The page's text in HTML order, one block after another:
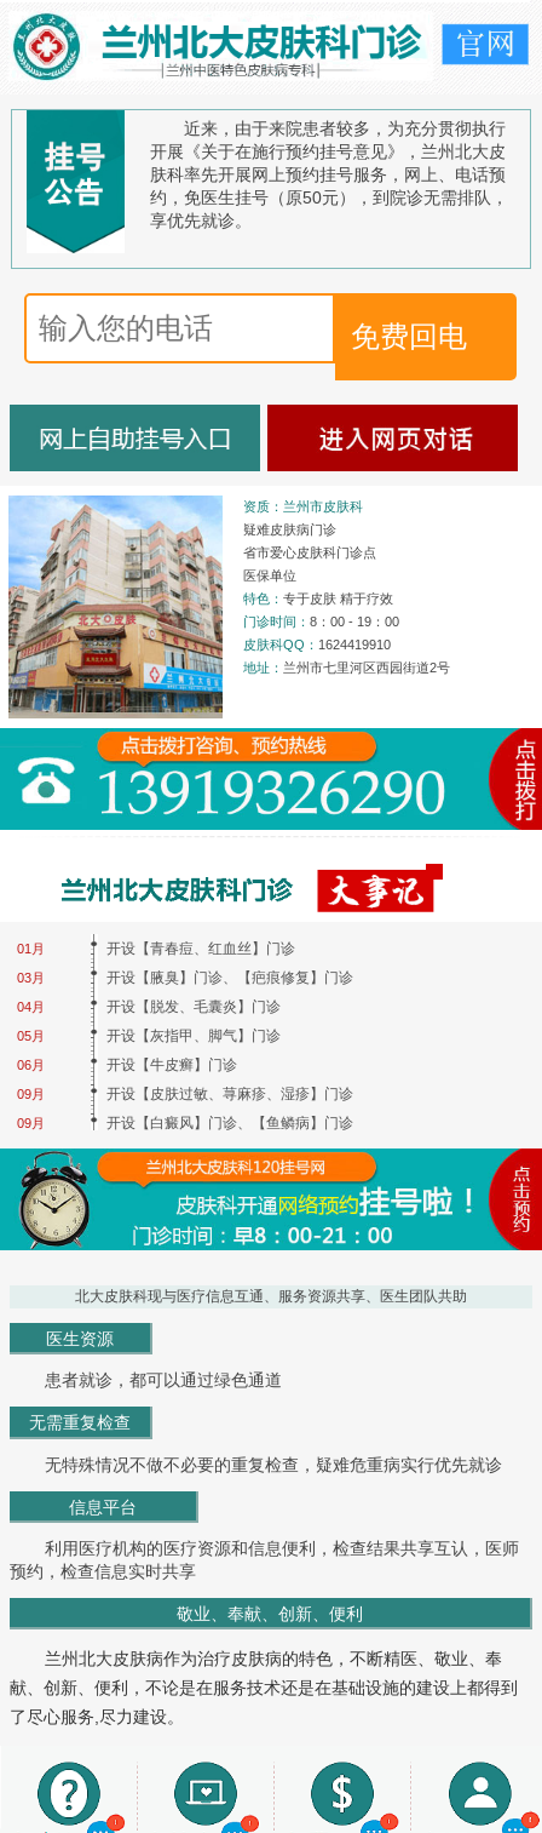
近来，由于来院患者较多，为充分贯彻执行
开展《关于在施行预约挂号意见》，兰州北大皮
肤科率先开展网上预约挂号服务，网上、电话预
约，免医生挂号（原50元），到院诊无需排队，
享优先就诊。
资质：兰州市皮肤科
疑难皮肤病门诊
省市爱心皮肤科门诊点
医保单位
特色：专于皮肤 精于疗效
门诊时间：8：00 - 19：00
皮肤科QQ： 1624419910
地址： 兰州市七里河区西园街道2号
01月
03月
04月
05月
06月
09月
09月
开设【青春痘、红血丝】门诊
开设【腋臭】门诊、【疤痕修复】门诊
开设【脱发、毛囊炎】门诊
开设【灰指甲、脚气】门诊
开设【牛皮癣】门诊
开设【皮肤过敏、荨麻疹、湿疹】门诊
开设【白癜风】门诊、【鱼鳞病】门诊
北大皮肤科现与医疗信息互通、服务资源共享、医生团队共助
医生资源
患者就诊，都可以通过绿色通道
无需重复检查
无特殊情况不做不必要的重复检查，疑难危重病实行优先就诊
信息平台
利用医疗机构的医疗资源和信息便利，检查结果共享互认，医师
预约，检查信息实时共享
敬业、奉献、创新、便利
兰州北大皮肤病作为治疗皮肤病的特色，不断精医、敬业、奉
献、创新、便利，不论是在服务技术还是在基础设施的建设上都得到
了尽心服务,尽力建设。